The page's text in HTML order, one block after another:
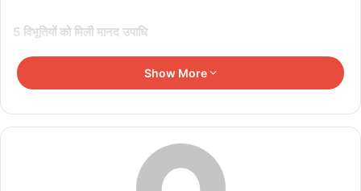
5 विभूतियों को मिली मानद उपाधि
Related Articles
की पालकी-हाथी पर होंगे सवार
August 9, 2026
Show More